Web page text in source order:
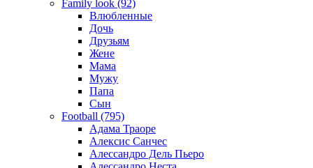
Family look (92)
Влюбленные
Дочь
Друзьям
Жене
Мама
Мужу
Папа
Сын
Football (795)
Адама Траоре
Алексис Санчес
Алессандро Дель Пьеро